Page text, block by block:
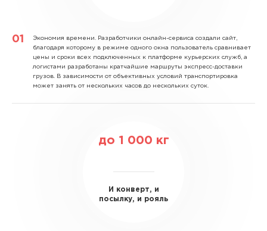
Экономия времени. Разработчики онлайн-сервиса создали сайт,
благодаря которому в режиме одного окна пользователь сравнивает
цены и сроки всех подключенных к платформе курьерских служб, а
логистами разработаны кратчайшие маршруты экспресс-доставки
грузов. В зависимости от объективных условий транспортировка
может занять от нескольких часов до нескольких суток.
до 1 000 кг
И конверт, и
посылку, и рояль